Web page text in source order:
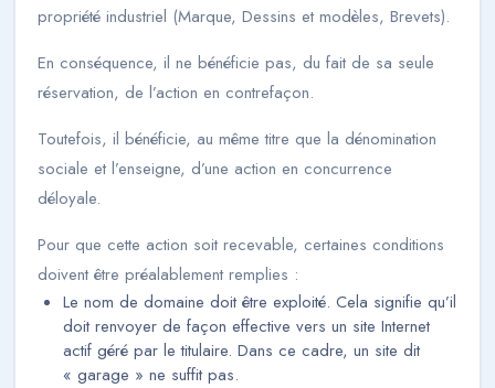
propriété industriel (Marque, Dessins et modèles, Brevets).
En conséquence, il ne bénéficie pas, du fait de sa seule
réservation, de l’action en contrefaçon.
Toutefois, il bénéficie, au même titre que la dénomination
sociale et l’enseigne, d’une action en concurrence
déloyale.
Pour que cette action soit recevable, certaines conditions
doivent être préalablement remplies :
Le nom de domaine doit être exploité. Cela signifie qu’il
doit renvoyer de façon effective vers un site Internet
actif géré par le titulaire. Dans ce cadre, un site dit
« garage » ne suffit pas.